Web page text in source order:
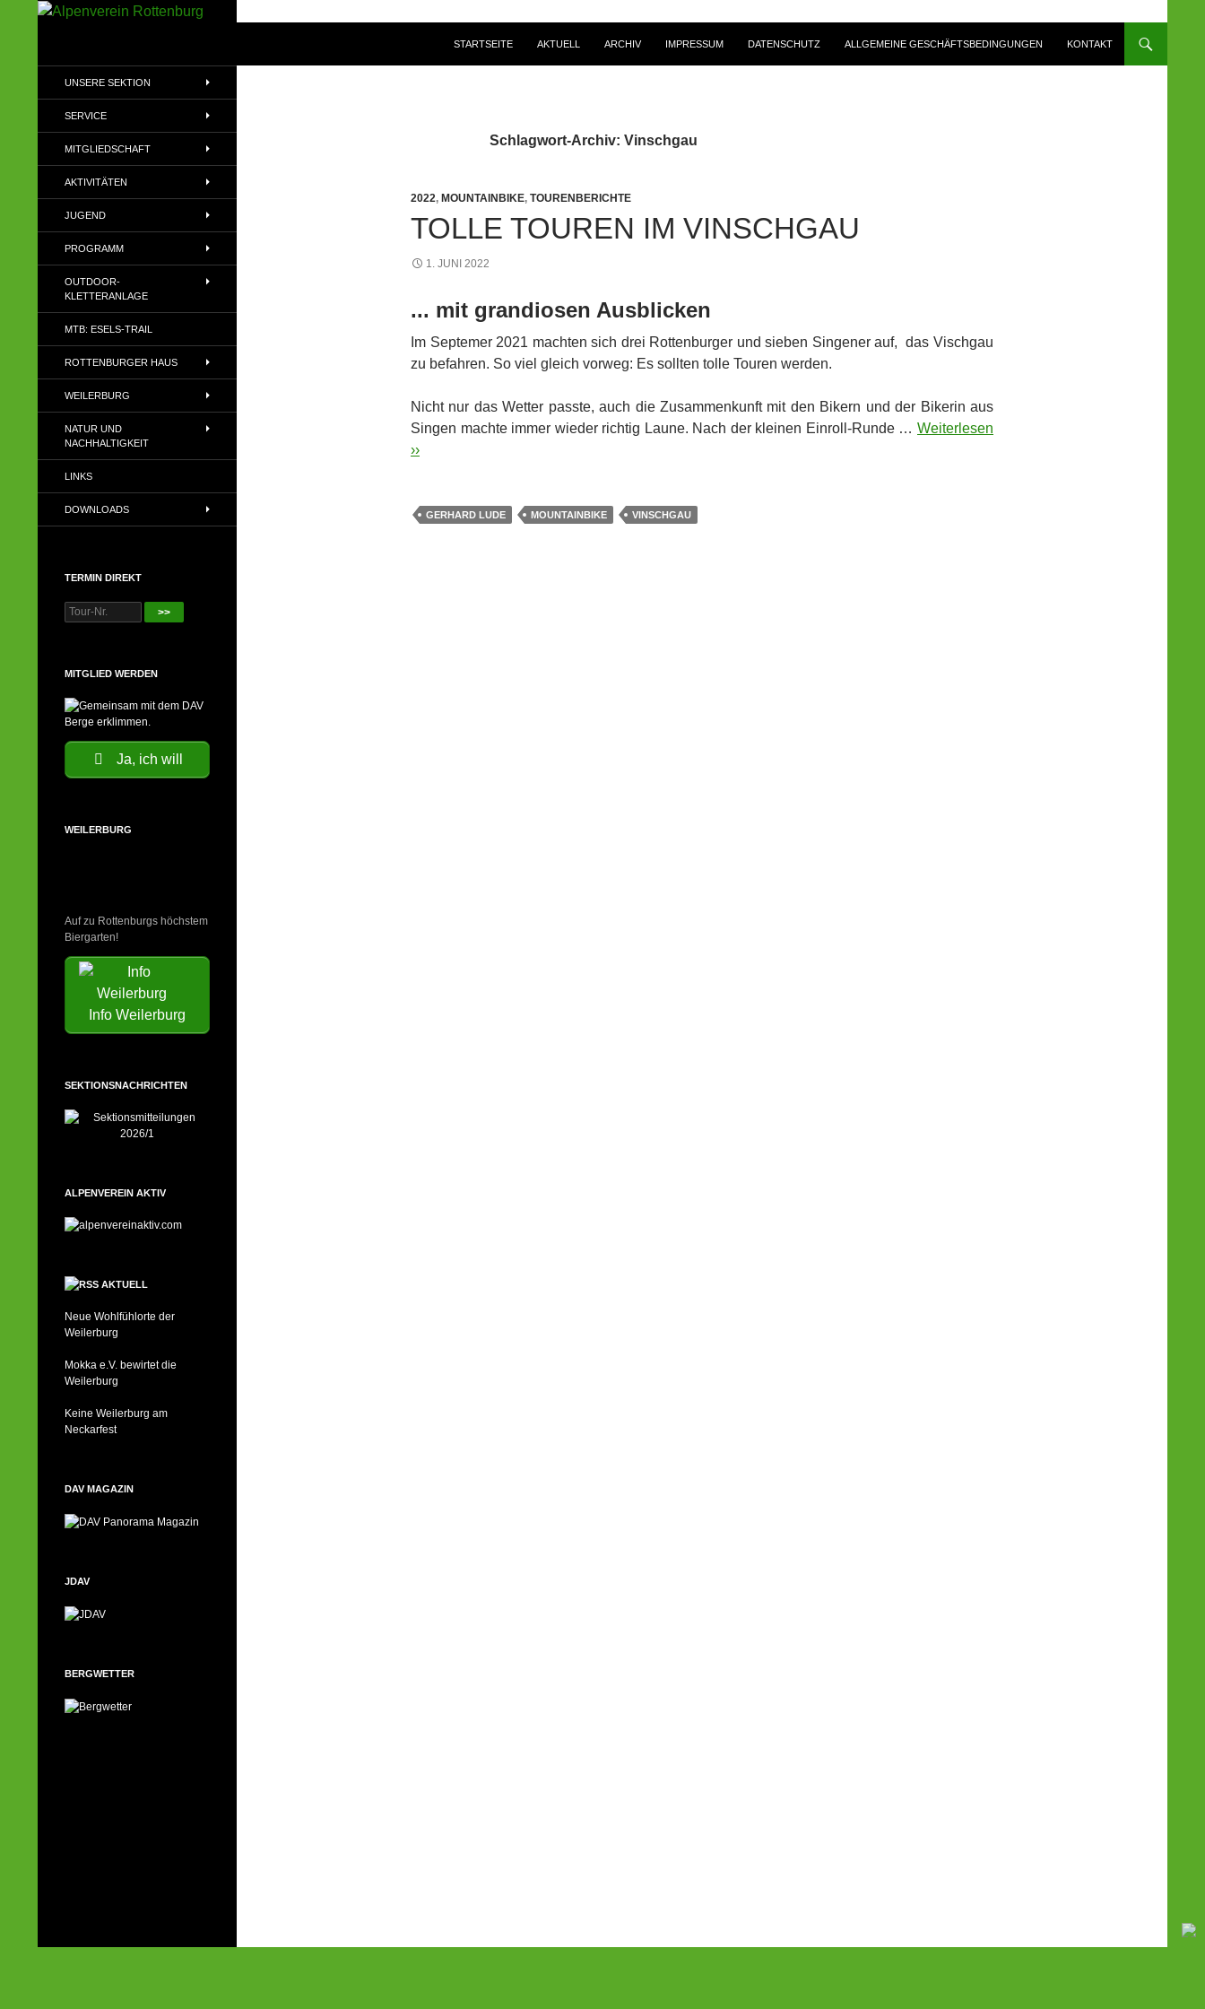
STARTSEITE AKTUELL ARCHIV IMPRESSUM DATENSCHUTZ ALLGEMEINE GESCHÄFTSBEDINGUNGEN KONTAKT
Schlagwort-Archiv: Vinschgau
2022, MOUNTAINBIKE, TOURENBERICHTE
TOLLE TOUREN IM VINSCHGAU
1. JUNI 2022
... mit grandiosen Ausblicken
Im Septemer 2021 machten sich drei Rottenburger und sieben Singener auf, das Vischgau
zu befahren. So viel gleich vorweg: Es sollten tolle Touren werden.
Nicht nur das Wetter passte, auch die Zusammenkunft mit den Bikern und der Bikerin aus
Singen machte immer wieder richtig Laune. Nach der kleinen Einroll-Runde … Weiterlesen
››
GERHARD LUDE MOUNTAINBIKE VINSCHGAU
Alpenvereins (DAV) e.V
UNSERE SEKTION
SERVICE
MITGLIEDSCHAFT
AKTIVITÄTEN
JUGEND
PROGRAMM
OUTDOOR-
KLETTERANLAGE
MTB: ESELS-TRAIL
ROTTENBURGER HAUS
WEILERBURG
NATUR UND
NACHHALTIGKEIT
LINKS
DOWNLOADS
TERMIN DIREKT
>>
MITGLIED WERDEN
Ja, ich will
WEILERBURG
Auf zu Rottenburgs höchstem
Biergarten!
Info Weilerburg
SEKTIONSNACHRICHTEN
ALPENVEREIN AKTIV
AKTUELL
Neue Wohlfühlorte der
Weilerburg
Mokka e.V. bewirtet die
Weilerburg
Keine Weilerburg am
Neckarfest
DAV MAGAZIN
JDAV
BERGWETTER